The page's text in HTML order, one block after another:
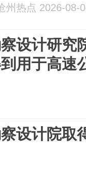
州热点 2026-08-
设计研究
用于高速
设计院取